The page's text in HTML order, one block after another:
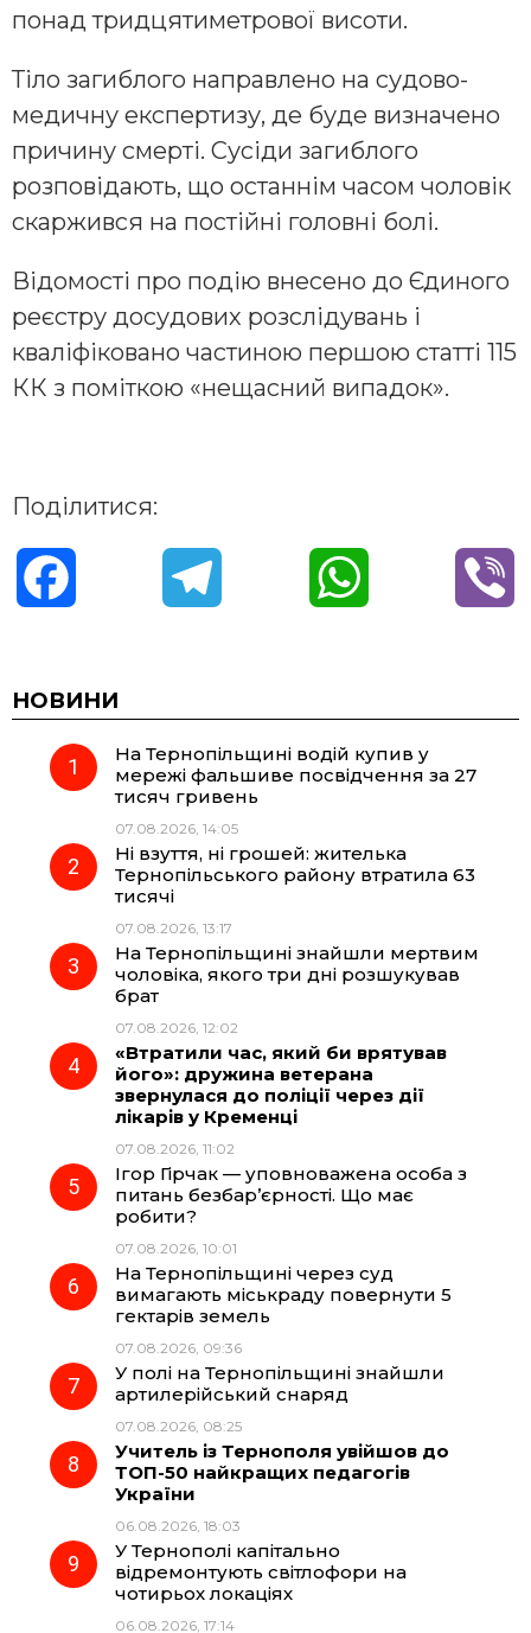
понад тридцятиметрової висоти.
Тіло загиблого направлено на судово-
медичну експертизу, де буде визначено
причину смерті. Сусіди загиблого
розповідають, що останнім часом чоловік
скаржився на постійні головні болі.
Відомості про подію внесено до Єдиного
реєстру досудових розслідувань і
кваліфіковано частиною першою статті 115
КК з поміткою «нещасний випадок».
Поділитися:
c
e
o
k
e
r
a
t
A
НОВИНИ
На Тернопільщині водій купив у
мережі фальшиве посвідчення за 27
тисяч гривень
07.08.2026, 14:05
Ні взуття, ні грошей: жителька
Тернопільського району втратила 63
тисячі
07.08.2026, 13:17
На Тернопільщині знайшли мертвим
чоловіка, якого три дні розшукував
брат
07.08.2026, 12:02
«Втратили час, який би врятував
його»: дружина ветерана
звернулася до поліції через дії
лікарів у Кременці
07.08.2026, 11:02
Ігор Гірчак — уповноважена особа з
питань безбар’єрності. Що має
робити?
07.08.2026, 10:01
На Тернопільщині через суд
вимагають міськраду повернути 5
гектарів земель
07.08.2026, 09:36
У полі на Тернопільщині знайшли
артилерійський снаряд
07.08.2026, 08:25
Учитель із Тернополя увійшов до
ТОП-50 найкращих педагогів
України
06.08.2026, 18:03
У Тернополі капітально
відремонтують світлофори на
чотирьох локаціях
06.08.2026, 17:14